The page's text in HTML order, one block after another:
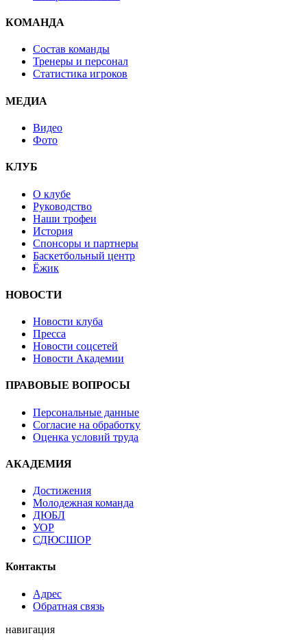
КОМАНДА
Состав команды
Тренеры и персонал
Статистика игроков
МЕДИА
Видео
Фото
КЛУБ
О клубе
Руководство
Наши трофеи
История
Спонсоры и партнеры
Баскетбольный центр
Ёжик
НОВОСТИ
Новости клуба
Пресса
Новости соцсетей
Новости Академии
ПРАВОВЫЕ ВОПРОСЫ
Персональные данные
Согласие на обработку
Оценка условий труда
АКАДЕМИЯ
Достижения
Молодежная команда
ДЮБЛ
УОР
СДЮСШОР
Контакты
Адрес
Обратная связь
навигация